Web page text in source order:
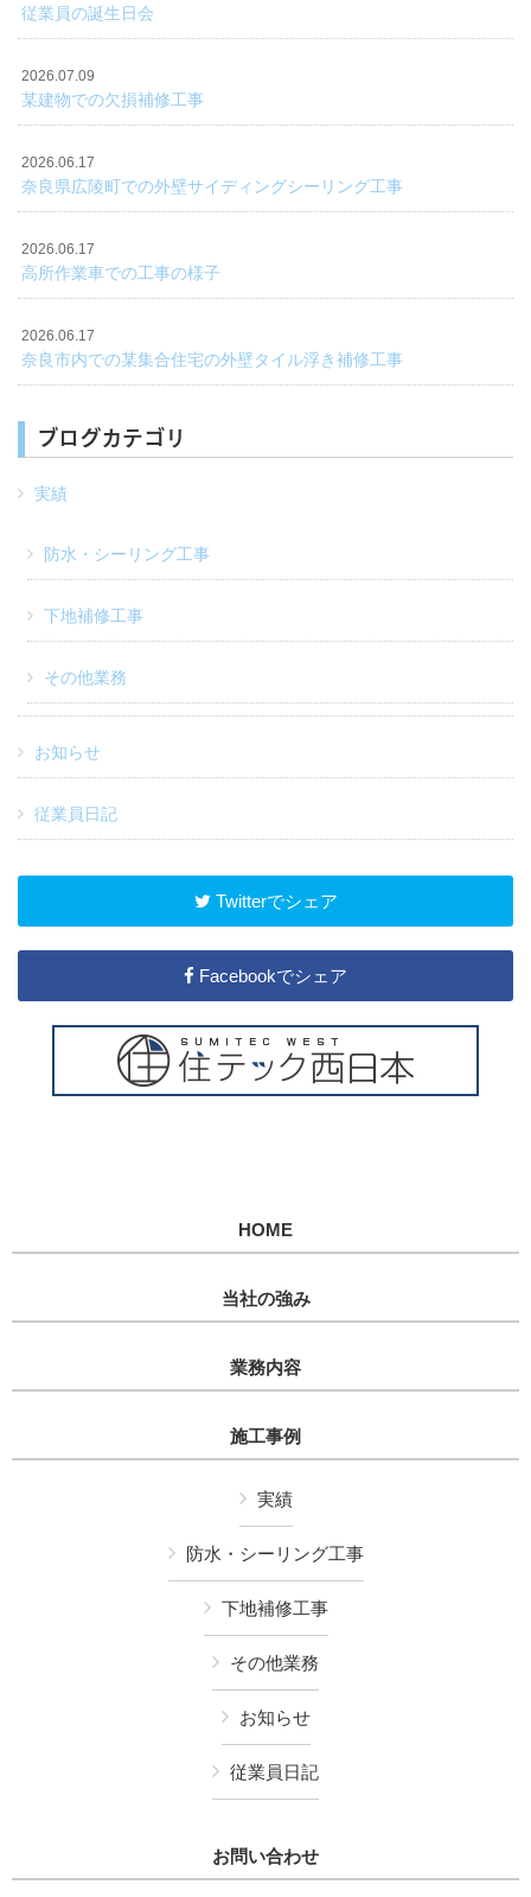
従業員の誕生日会
2026.07.09
某建物での欠損補修工事
2026.06.17
奈良県広陵町での外壁サイディングシーリング工事
2026.06.17
高所作業車での工事の様子
2026.06.17
奈良市内での某集合住宅の外壁タイル浮き補修工事
ブログカテゴリ
実績
防水・シーリング工事
下地補修工事
その他業務
お知らせ
従業員日記
Twitterでシェア
Facebookでシェア
HOME
当社の強み
業務内容
施工事例
実績
防水・シーリング工事
下地補修工事
その他業務
お知らせ
従業員日記
お問い合わせ